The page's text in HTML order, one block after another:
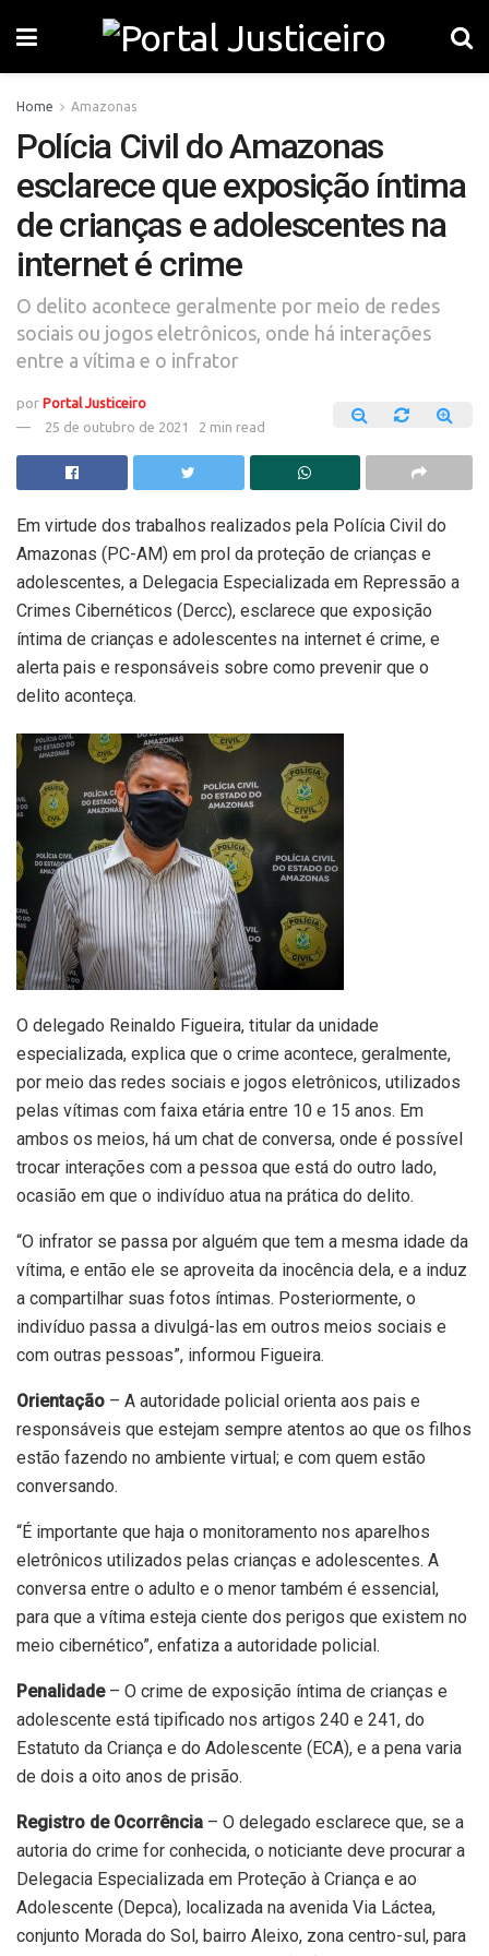
Home Amazonas
Polícia Civil do Amazonas
esclarece que exposição íntima
de crianças e adolescentes na
internet é crime
O delito acontece geralmente por meio de redes
sociais ou jogos eletrônicos, onde há interações
entre a vítima e o infrator
por Portal Justiceiro
25 de outubro de 2021
2 min read
Em virtude dos trabalhos realizados pela Polícia Civil do
Amazonas (PC-AM) em prol da proteção de crianças e
adolescentes, a Delegacia Especializada em Repressão a
Crimes Cibernéticos (Dercc), esclarece que exposição
íntima de crianças e adolescentes na internet é crime, e
alerta pais e responsáveis sobre como prevenir que o
delito aconteça.
O delegado Reinaldo Figueira, titular da unidade
especializada, explica que o crime acontece, geralmente,
por meio das redes sociais e jogos eletrônicos, utilizados
pelas vítimas com faixa etária entre 10 e 15 anos. Em
ambos os meios, há um chat de conversa, onde é possível
trocar interações com a pessoa que está do outro lado,
ocasião em que o indivíduo atua na prática do delito.
“O infrator se passa por alguém que tem a mesma idade da
vítima, e então ele se aproveita da inocência dela, e a induz
a compartilhar suas fotos íntimas. Posteriormente, o
indivíduo passa a divulgá-las em outros meios sociais e
com outras pessoas”, informou Figueira.
Orientação – A autoridade policial orienta aos pais e
responsáveis que estejam sempre atentos ao que os filhos
estão fazendo no ambiente virtual; e com quem estão
conversando.
“É importante que haja o monitoramento nos aparelhos
eletrônicos utilizados pelas crianças e adolescentes. A
conversa entre o adulto e o menor também é essencial,
para que a vítima esteja ciente dos perigos que existem no
meio cibernético”, enfatiza a autoridade policial.
Penalidade– O crime de exposição íntima de crianças e
adolescente está tipificado nos artigos 240 e 241, do
Estatuto da Criança e do Adolescente (ECA), e a pena varia
de dois a oito anos de prisão.
Registro de Ocorrência – O delegado esclarece que, se a
autoria do crime for conhecida, o noticiante deve procurar a
Delegacia Especializada em Proteção à Criança e ao
Adolescente (Depca), localizada na avenida Via Láctea,
conjunto Morada do Sol, bairro Aleixo, zona centro-sul, para